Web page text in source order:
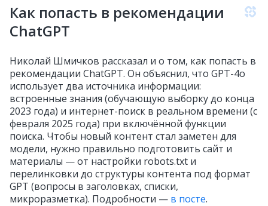
Как попасть в рекомендации
ChatGPT
Николай Шмичков рассказал и о том, как попасть в
рекомендации ChatGPT. Он объяснил, что GPT-4o
использует два источника информации:
встроенные знания (обучающую выборку до конца
2023 года) и интернет-поиск в реальном времени (с
февраля 2025 года) при включённой функции
поиска. Чтобы новый контент стал заметен для
модели, нужно правильно подготовить сайт и
материалы — от настройки robots.txt и
перелинковки до структуры контента под формат
GPT (вопросы в заголовках, списки,
микроразметка). Подробности — в посте.